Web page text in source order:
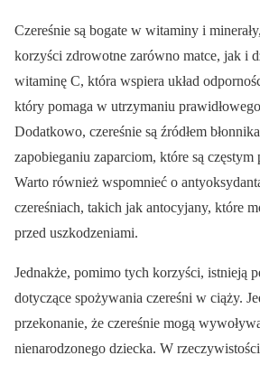
Czereśnie są bogate w witaminy i
korzyści zdrowotne zarówno matce, jak i
witaminę C, która wspiera układ
który pomaga w utrzymaniu
Dodatkowo, czereśnie są źródłem
zapobieganiu zaparciom, które są
Warto również wspomnieć o
czereśniach, takich jak antocyjany, które
przed uszkodzeniami.
Jednakże, pomimo tych korzyści, istnieją
dotyczące spożywania czereśni w ciąży.
przekonanie, że czereśnie mogą
nienarodzonego dziecka. W